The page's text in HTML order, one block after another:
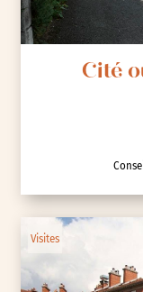
Cité
Visites